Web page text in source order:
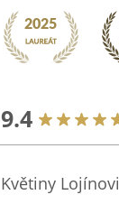
9.4
Květiny Lojínovi